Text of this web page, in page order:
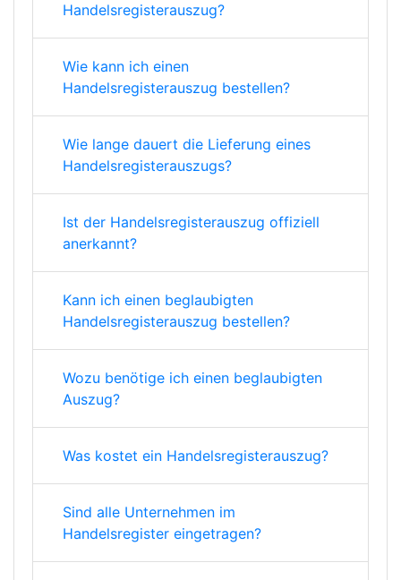
Handelsregisterauszug?
Wie kann ich einen
Handelsregisterauszug bestellen?
Wie lange dauert die Lieferung eines
Handelsregisterauszugs?
Ist der Handelsregisterauszug offiziell
anerkannt?
Kann ich einen beglaubigten
Handelsregisterauszug bestellen?
Wozu benötige ich einen beglaubigten
Auszug?
Was kostet ein Handelsregisterauszug?
Sind alle Unternehmen im
Handelsregister eingetragen?